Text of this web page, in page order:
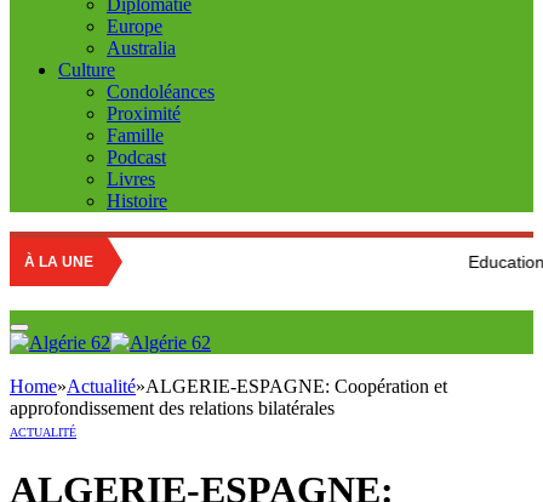
Diplomatie
Europe
Australia
Culture
Condoléances
Proximité
Famille
Podcast
Livres
Histoire
À LA UNE Education nationale :
Home»Actualité»ALGERIE-ESPAGNE: Coopération et
approfondissement des relations bilatérales
ACTUALITÉ
ALGERIE-ESPAGNE: